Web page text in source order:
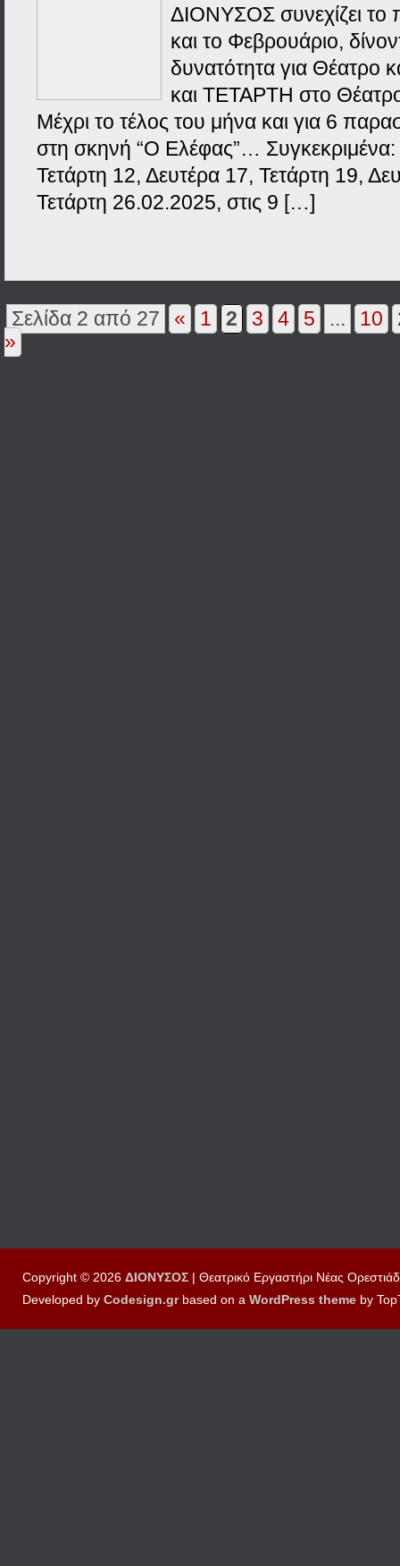
ΔΙΟΝΥΣΟΣ συνεχίζει το
και το Φεβρουάριο,
δυνατότητα για Θέατρο
και ΤΕΤΑΡΤΗ στο
Μέχρι το τέλος του μήνα και για 6
στη σκηνή “Ο Ελέφας”… Συγκεκριμένα:
Τετάρτη 12, Δευτέρα 17, Τετάρτη 19,
Τετάρτη 26.02.2025, στις 9 […]
Σελίδα 2 από 27 « 1 2 3 4 5 ... 10
»
Copyright © 2026 ΔΙΟΝΥΣΟΣ | Θεατρικό Εργαστήρι Νέας
Developed by Codesign.grbased on a WordPress theme by